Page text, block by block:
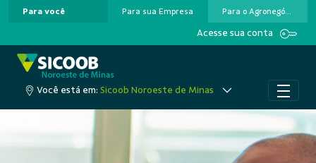
Pular para o Conteúdo principal
Para você Para sua Empresa Para o Agronegócio
Acesse sua conta
Você está em: Sicoob Noroeste de Minas